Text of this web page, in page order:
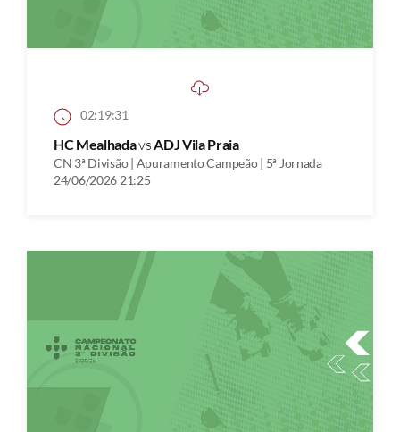
02:19:31
HC MealhadavsADJ Vila Praia
CN 3ª Divisão | Apuramento Campeão | 5ª Jornada
24/06/2026 21:25